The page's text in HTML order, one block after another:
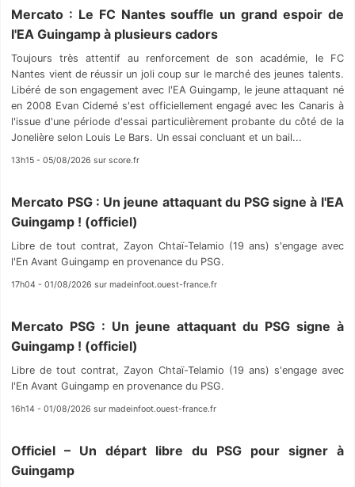
Mercato : Le FC Nantes souffle un grand espoir de
l'EA Guingamp à plusieurs cadors
Toujours très attentif au renforcement de son académie, le FC
Nantes vient de réussir un joli coup sur le marché des jeunes talents.
Libéré de son engagement avec l'EA Guingamp, le jeune attaquant né
en 2008 Evan Cidemé s'est officiellement engagé avec les Canaris à
l'issue d'une période d'essai particulièrement probante du côté de la
Jonelière selon Louis Le Bars. Un essai concluant et un bail...
13h15 - 05/08/2026 sur score.fr
Mercato PSG : Un jeune attaquant du PSG signe à l'EA
Guingamp ! (officiel)
Libre de tout contrat, Zayon Chtaï-Telamio (19 ans) s'engage avec
l'En Avant Guingamp en provenance du PSG.
17h04 - 01/08/2026 sur madeinfoot.ouest-france.fr
Mercato PSG : Un jeune attaquant du PSG signe à
Guingamp ! (officiel)
Libre de tout contrat, Zayon Chtaï-Telamio (19 ans) s'engage avec
l'En Avant Guingamp en provenance du PSG.
16h14 - 01/08/2026 sur madeinfoot.ouest-france.fr
Officiel – Un départ libre du PSG pour signer à
Guingamp